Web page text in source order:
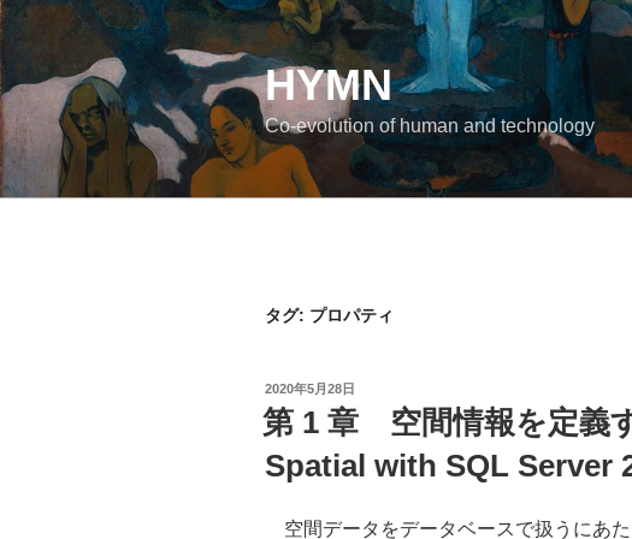
コ
ン
テ
ン
ツ
へ
ス
HYMN
Co-evolution of human and technology
タグ: プロパティ
投
稿
日:
2020年5月28日
第 1 章 空間情報を定義
Spatial with SQL Server
空間データをデータベースで扱うにあ